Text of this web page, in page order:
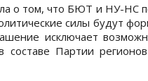
о том, что БЮТ и НУ-НС
силы будут
исключает
составе Партии